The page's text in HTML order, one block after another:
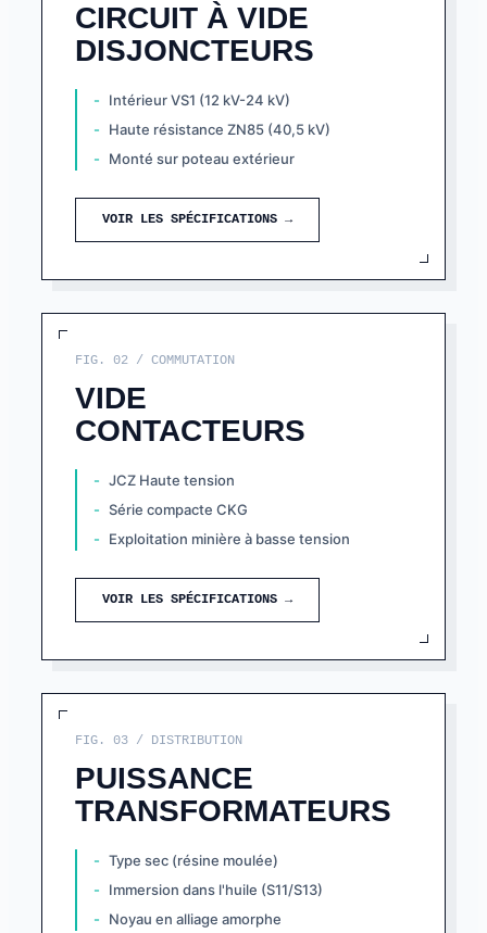
CIRCUIT À VIDE
DISJONCTEURS
Intérieur VS1 (12 kV-24 kV)
Haute résistance ZN85 (40,5 kV)
Monté sur poteau extérieur
VOIR LES SPÉCIFICATIONS →
FIG. 02 / COMMUTATION
VIDE
CONTACTEURS
JCZ Haute tension
Série compacte CKG
Exploitation minière à basse tension
VOIR LES SPÉCIFICATIONS →
FIG. 03 / DISTRIBUTION
PUISSANCE
TRANSFORMATEURS
Type sec (résine moulée)
Immersion dans l'huile (S11/S13)
Noyau en alliage amorphe